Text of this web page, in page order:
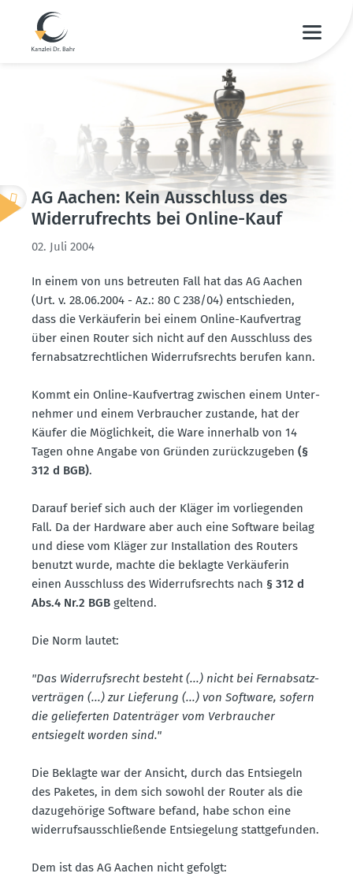
AG Aachen: Kein Ausschluss des
Wider­ruf­rechts bei Online-Kauf
02. Juli 2004
In einem von uns betreuten Fall hat das AG Aachen
(Urt. v. 28.06.2004 - Az.: 80 C 238/04) entschieden,
dass die Verkäu­ferin bei einem Online-Kaufvertrag
über einen Router sich nicht auf den Ausschluss des
fernab­satz­recht­lichen Wider­rufs­rechts berufen kann.
Kommt ein Online-Kaufvertrag zwischen einem Unter­
nehmer und einem Verbraucher zustande, hat der
Käufer die Möglichkeit, die Ware innerhalb von 14
Tagen ohne Angabe von Gründen zurück­zu­geben (§
312 d BGB).
Darauf berief sich auch der Kläger im vorlie­genden
Fall. Da der Hardware aber auch eine Software beilag
und diese vom Kläger zur Instal­lation des Routers
benutzt wurde, machte die beklagte Verkäu­ferin
einen Ausschluss des Wider­rufs­rechts nach § 312 d
Abs.4 Nr.2 BGB geltend.
Die Norm lautet:
"Das Wider­rufs­recht besteht (...) nicht bei Fernab­satz­
ver­trägen (...) zur Lieferung (...) von Software, sofern
die gelie­ferten Daten­träger vom Verbraucher
entsiegelt worden sind."
Die Beklagte war der Ansicht, durch das Entsiegeln
des Paketes, in dem sich sowohl der Router als die
dazuge­hörige Software befand, habe schon eine
wider­rufs­aus­schlie­ßende Entsie­gelung statt­ge­funden.
Dem ist das AG Aachen nicht gefolgt: